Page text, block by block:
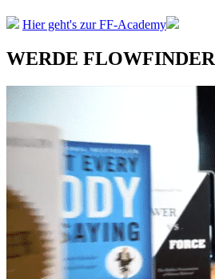
Hier geht's zur FF-Academy
WERDE FLOWFINDER